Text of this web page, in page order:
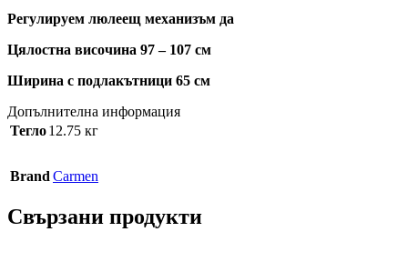
Регулируем люлеещ механизъм да
Цялостна височина 97 – 107 см
Ширина с подлакътници 65 см
Допълнителна информация
Тегло12.75 кг
Brand Carmen
Свързани продукти